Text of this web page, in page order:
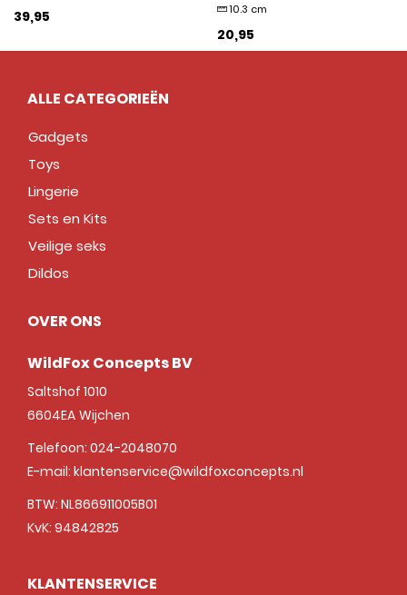
39,95 10.3 cm
20,95
ALLE CATEGORIEËN
Gadgets
Toys
Lingerie
Sets en Kits
Veilige seks
Dildos
OVER ONS
WildFox Concepts BV
Saltshof 1010
6604EA Wijchen
Telefoon: 024-2048070
E-mail: klantenservice@wildfoxconcepts.nl
BTW: NL866911005B01
KvK: 94842825
KLANTENSERVICE